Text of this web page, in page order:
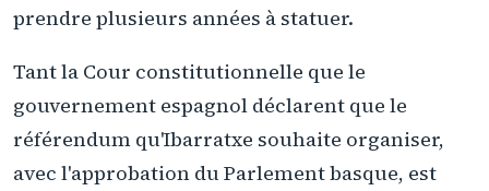
prendre plusieurs années à statuer.
Tant la Cour constitutionnelle que le
gouvernement espagnol déclarent que le
référendum qu'Ibarratxe souhaite organiser,
avec l'approbation du Parlement basque, est